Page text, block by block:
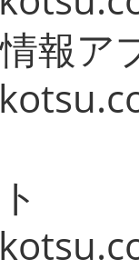
報ア